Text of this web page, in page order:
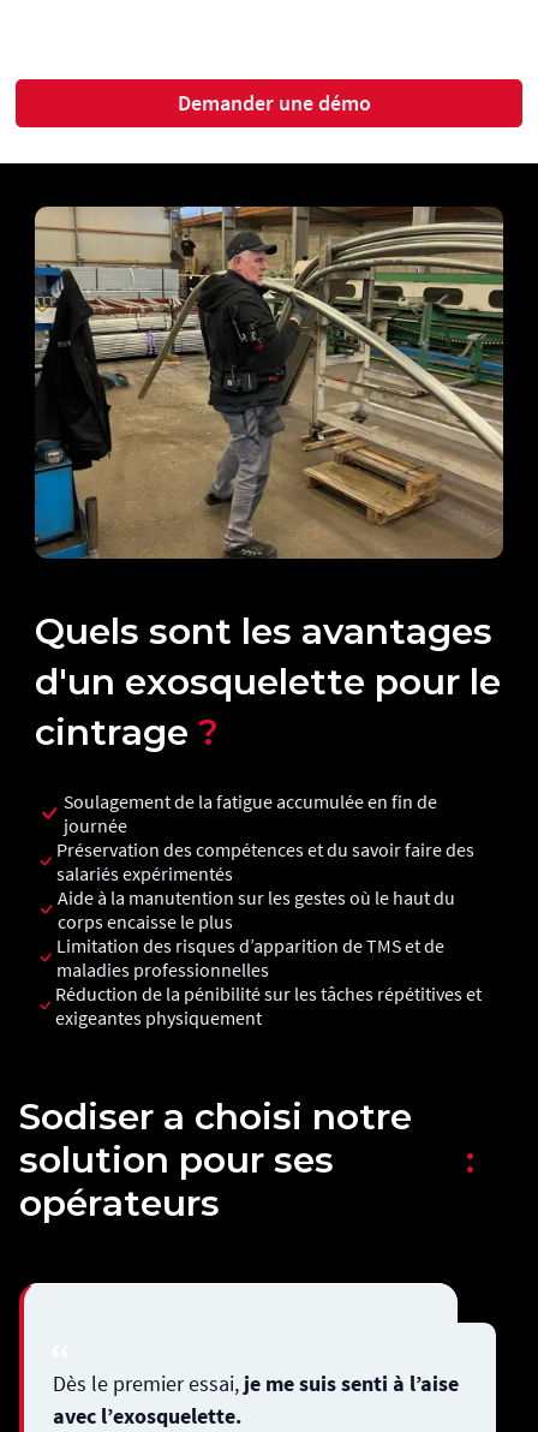
Demander une démo
Quels sont les avantages
d'un exosquelette pour le
cintrage ?
Soulagement de la fatigue accumulée en fin de
journée
Préservation des compétences et du savoir faire des
salariés expérimentés
Aide à la manutention sur les gestes où le haut du
corps encaisse le plus
Limitation des risques d’apparition de TMS et de
maladies professionnelles
Réduction de la pénibilité sur les tâches répétitives et
exigeantes physiquement
Sodiser a choisi notre
solution pour ses
opérateurs
:
Dès le premier essai, je me suis senti à l’aise
avec l’exosquelette.